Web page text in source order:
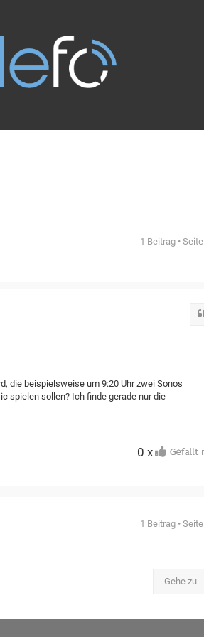
1 Beitrag • Seite
die beispielsweise um 9:20 Uhr zwei Sonos
spielen sollen? Ich finde gerade nur die
0 x
1 Beitrag • Seite
Gehe zu